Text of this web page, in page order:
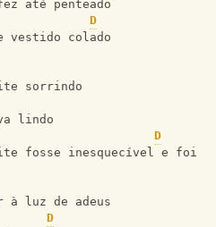
até penteado
D
vestido colado
sorrindo
lindo
D
fosse inesquecível e foi
à luz de adeus
D